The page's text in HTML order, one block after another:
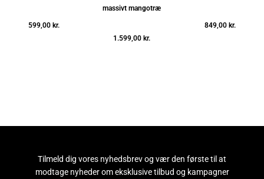
599,00kr.
massivt mangotræ
1.599,00kr.
849,00 kr.
Tilmeld dig vores nyhedsbrev og vær den første til at
modtage nyheder om eksklusive tilbud og kampagner